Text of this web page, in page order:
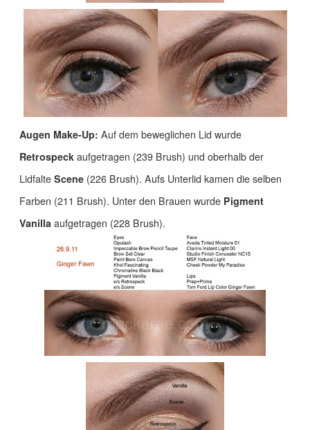
Augen Make-Up: Auf dem beweglichen Lid wurde
Retrospeck aufgetragen (239 Brush) und oberhalb der
Lidfalte Scene (226 Brush). Aufs Unterlid kamen die selben
Farben (211 Brush). Unter den Brauen wurde Pigment
Vanilla aufgetragen (228 Brush).